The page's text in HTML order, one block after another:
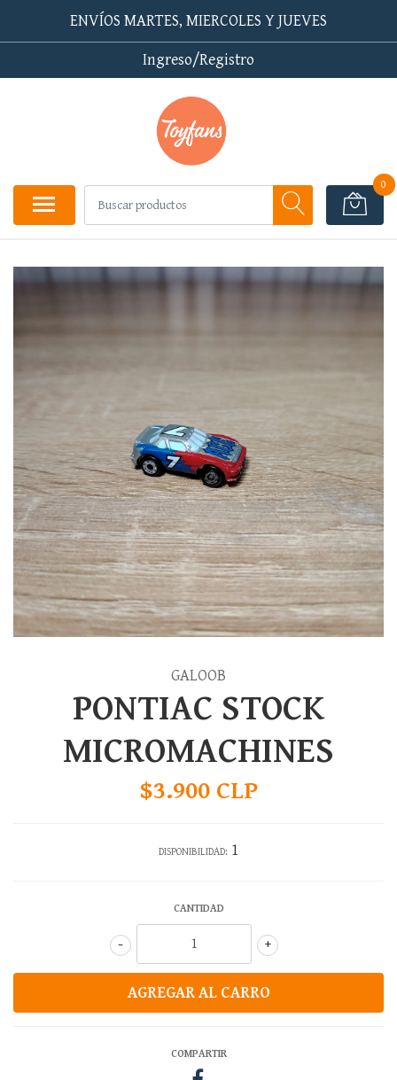
ENVÍOS MARTES, MIERCOLES Y JUEVES
Ingreso/Registro
0
GALOOB
PONTIAC STOCK
MICROMACHINES
$3.900 CLP
DISPONIBILIDAD: 1
CANTIDAD
+
-
COMPARTIR